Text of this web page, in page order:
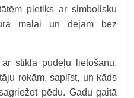
pietiks ar simbolisku
malai un dejām bez
stikla pudeļu lietošanu.
rokām, saplīst, un kāds
pēdu. Gadu gaitā